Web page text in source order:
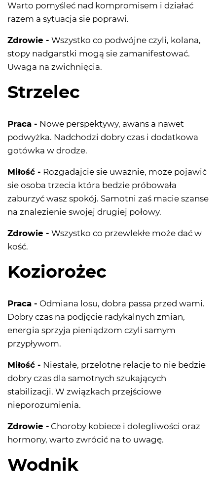
Warto pomyśleć nad kompromisem i działać
razem a sytuacja sie poprawi.
Zdrowie - Wszystko co podwójne czyli, kolana,
stopy nadgarstki mogą sie zamanifestować.
Uwaga na zwichnięcia.
Strzelec
Praca - Nowe perspektywy, awans a nawet
podwyżka. Nadchodzi dobry czas i dodatkowa
gotówka w drodze.
Miłość - Rozgadajcie sie uważnie, może pojawić
sie osoba trzecia która bedzie próbowała
zaburzyć wasz spokój. Samotni zaś macie szanse
na znalezienie swojej drugiej połowy.
Zdrowie - Wszystko co przewlekłe może dać w
kość.
Koziorożec
Praca - Odmiana losu, dobra passa przed wami.
Dobry czas na podjęcie radykalnych zmian,
energia sprzyja pieniądzom czyli samym
przypływom.
Miłość - Niestałe, przelotne relacje to nie bedzie
dobry czas dla samotnych szukających
stabilizacji. W związkach przejściowe
nieporozumienia.
Zdrowie - Choroby kobiece i dolegliwości oraz
hormony, warto zwrócić na to uwagę.
Wodnik